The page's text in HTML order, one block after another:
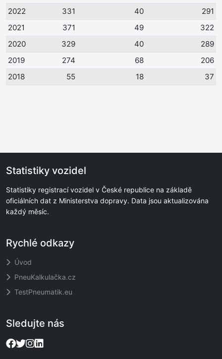
2022
331 40
291
2021
371 49
322
2020
329 40
289
2019
274 68
206
2018
55 18 37
Statistiky vozidel
Statistiky registrací vozidel v České republice na základě
oficiálních dat z Ministerstva dopravy. Data jsou aktualizována
každý měsíc.
Rychlé odkazy
Úvod
PneuKalkulačka.cz
TestPneumatik.eu
Sledujte nás